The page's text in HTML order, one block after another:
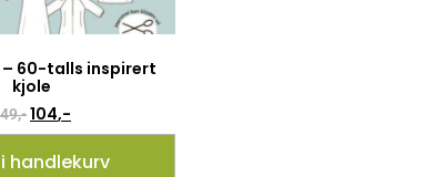
– 60-talls inspirert
kjole
,-104,-
handlekurv